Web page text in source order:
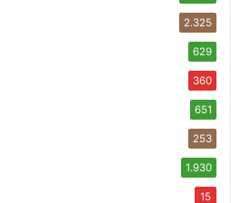
2.325
629
360
651
253
1.930
15